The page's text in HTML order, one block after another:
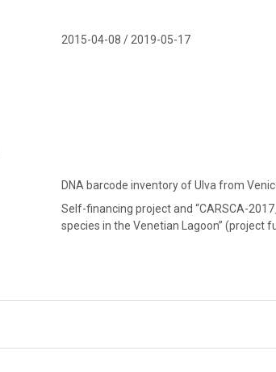
2015-04-08 / 2019-05-17
DNA barcode inventory of Ulva from
Self-financing project and “CARSCA-
species in the Venetian Lagoon” (project